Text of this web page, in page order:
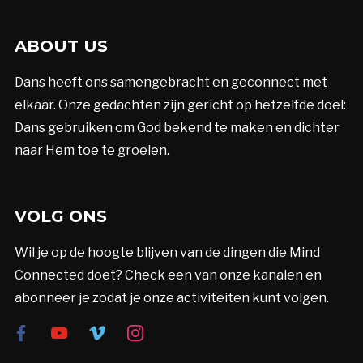
ABOUT US
Dans heeft ons samengebracht en geconnect met
elkaar. Onze gedachten zijn gericht op hetzelfde doel:
Dans gebruiken om God bekend te maken en dichter
naar Hem toe te groeien.
VOLG ONS
Wil je op de hoogte blijven van de dingen die Mind
Connected doet? Check een van onze kanalen en
abonneer je zodat je onze activiteiten kunt volgen.
facebookyoutubevimeo instagram